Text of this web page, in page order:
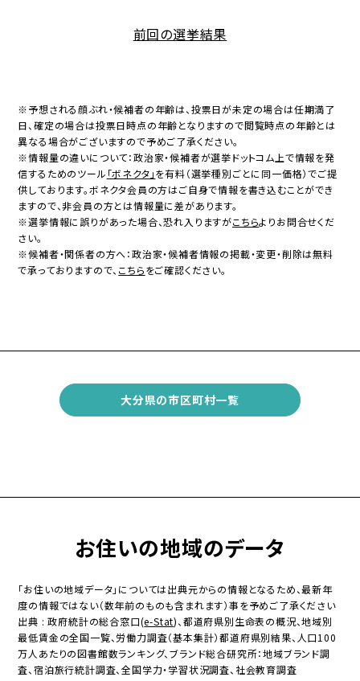
前回の選挙結果
※予想される顔ぶれ・候補者の年齢は、投票日が未定の場合は任期満了
日、確定の場合は投票日時点の年齢となりますので閲覧時点の年齢とは
異なる場合がございますので予めご了承ください。
※情報量の違いについて：政治家・候補者が選挙ドットコム上で情報を発
信するためのツール 「ボネクタ」を有料（選挙種別ごとに同一価格）でご提
供しております。ボネクタ会員の方はご自身で情報を書き込むことができ
ますので、非会員の方とは情報量に差があります。
※選挙情報に誤りがあった場合、恐れ入りますがこちらよりお問合せくだ
さい。
※候補者・関係者の方へ：政治家・候補者情報の掲載・変更・削除は無料
で承っておりますので、 こちらをご確認ください。
大分県の市区町村一覧
お住いの地域のデータ
「お住いの地域データ」については出典元からの情報となるため、最新年
度の情報ではない（数年前のものも含まれます）事を予めご了承ください
出典 : 政府統計の総合窓口(e-Stat)、都道府県別生命表の概況、地域別
最低賃金の全国一覧、労働力調査（基本集計）都道府県別結果、人口100
万人あたりの図書館数ランキング、ブランド総合研究所：地域ブランド調
査、宿泊旅行統計調査、全国学力・学習状況調査、社会教育調査